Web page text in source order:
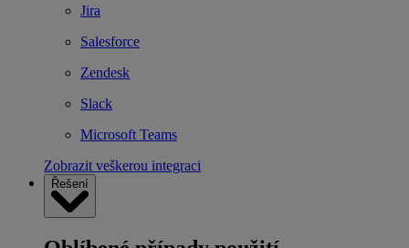
Jira
Salesforce
Zendesk
Slack
Microsoft Teams
Zobrazit veškerou integraci
Řešení